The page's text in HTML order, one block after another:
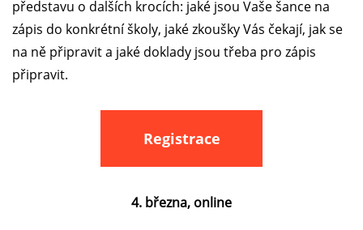
představu o dalších krocích: jaké jsou Vaše šance na
zápis do konkrétní školy, jaké zkoušky Vás čekají, jak se
na ně připravit a jaké doklady jsou třeba pro zápis
připravit.
Registrace
4. března, online